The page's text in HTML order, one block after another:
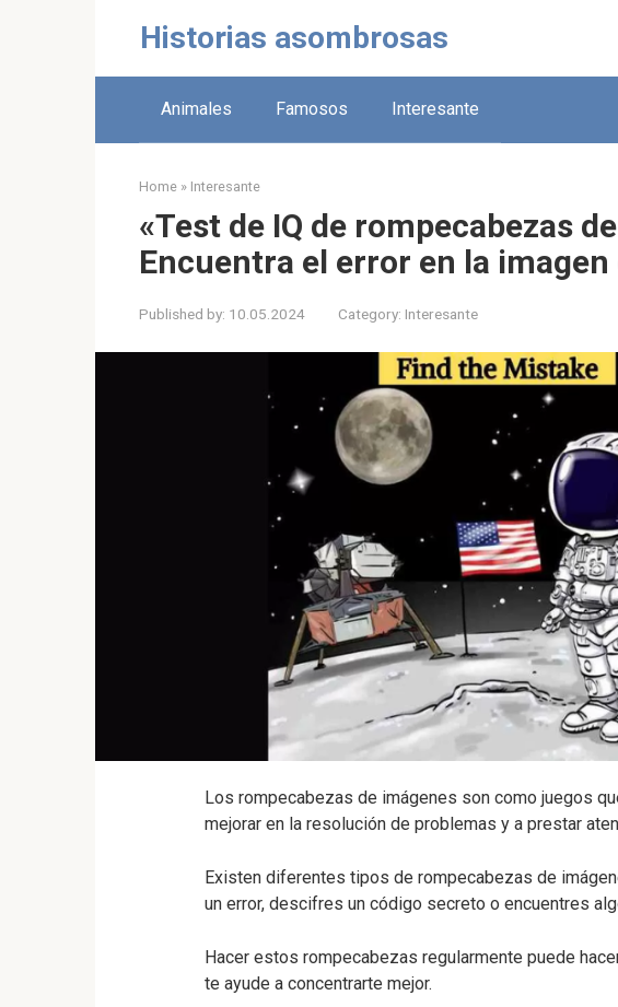
Historias asombrosas
Animales Famosos Interesante
Home » Interesante
«Test de IQ de rompecabezas
Encuentra el error en la imagen
Published by: 10.05.2024 Category: Interesante
Los rompecabezas de imágenes son como juegos
mejorar en la resolución de problemas y a prestar
Existen diferentes tipos de rompecabezas de
un error, descifres un código secreto o encuentres
Hacer estos rompecabezas regularmente puede
te ayude a concentrarte mejor.